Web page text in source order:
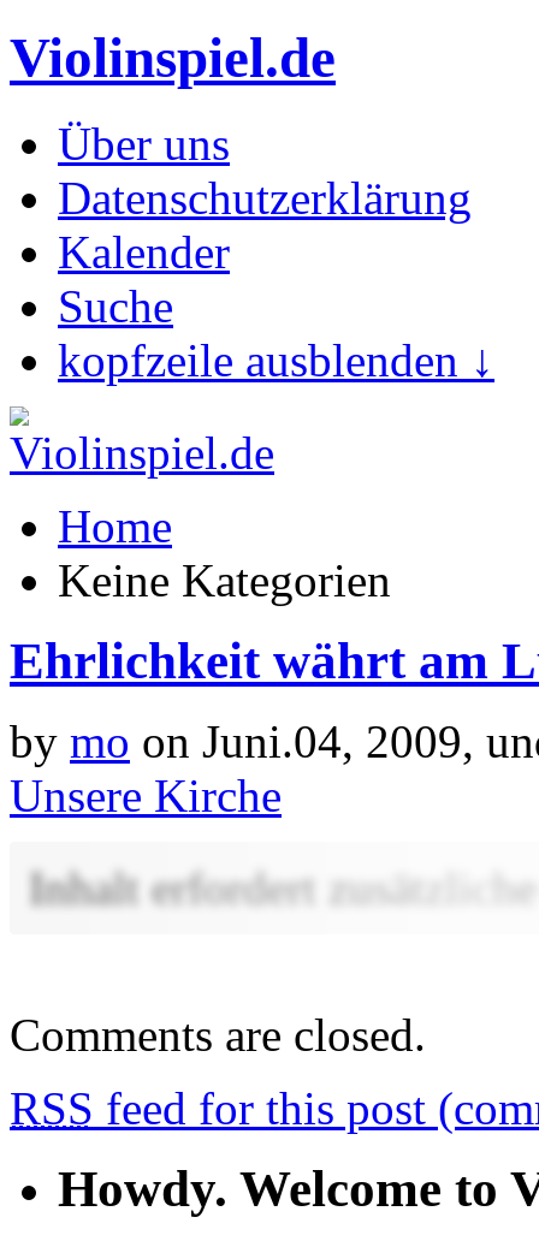
Violinspiel.de
Über uns
Datenschutzerklärung
Kalender
Suche
kopfzeile ausblenden ↓
Home
Keine Kategorien
Ehrlichkeit währt am
by mo on Juni.04, 2009,
Unsere Kirche
Inhalt erfordert
Comments are closed.
RSS feed for this post
Howdy. Welcome to